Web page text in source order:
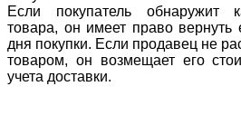
Если покупатель обнаружит
товара, он имеет право вернуть
дня покупки. Если продавец не
товаром, он возмещает его
учета доставки.